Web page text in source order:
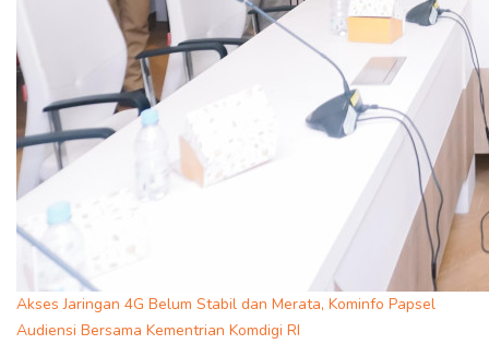
Akses Jaringan 4G Belum Stabil dan Merata, Kominfo Papsel
Audiensi Bersama Kementrian Komdigi RI